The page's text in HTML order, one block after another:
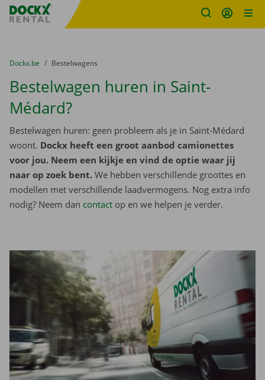
Fratello DEMO
U bevindt zich hier:
van
Dockx.be naar
Bestelwagens
Bestelwagen huren in Saint-
Médard?
Bestelwagen huren: geen probleem als je in Saint-Médard
woont. Dockx heeft een groot aanbod camionettes
voor jou. Neem een kijkje en vind de optie waar jij
naar op zoek bent. We hebben verschillende groottes en
modellen met verschillende laadvermogens. Nog extra info
nodig? Neem dan contact op en we helpen je verder.